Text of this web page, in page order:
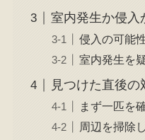
室内発生か侵入
侵入の可能
室内発生を
見つけた直後の
まず一匹を
周辺を掃除